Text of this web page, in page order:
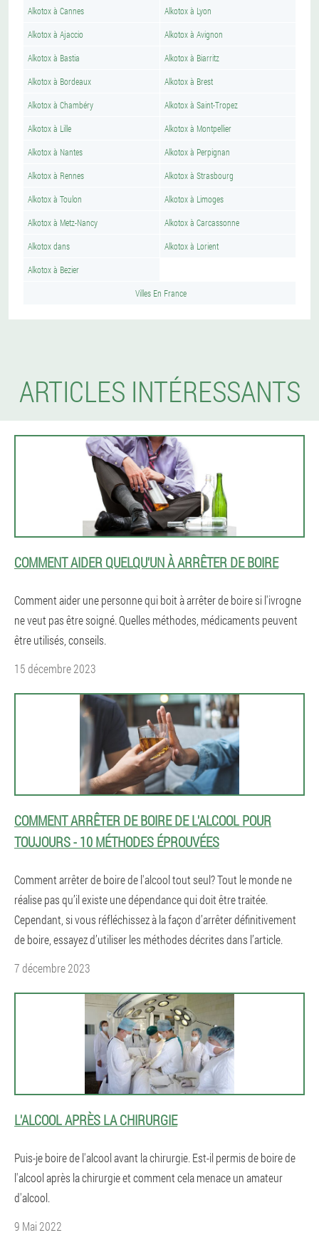
Alkotox à Cannes Alkotox à Lyon
Alkotox à Ajaccio Alkotox à Avignon
Alkotox à Bastia Alkotox à Biarritz
Alkotox à Bordeaux Alkotox à Brest
Alkotox à Chambéry Alkotox à Saint-Tropez
Alkotox à Lille Alkotox à Montpellier
Alkotox à Nantes Alkotox à Perpignan
Alkotox à Rennes Alkotox à Strasbourg
Alkotox à Toulon Alkotox à Limoges
Alkotox à Metz-Nancy Alkotox à Carcassonne
Alkotox dans Alkotox à Lorient
Alkotox à Bezier
Villes En France
ARTICLES INTÉRESSANTS
COMMENT AIDER QUELQU'UN À ARRÊTER DE BOIRE
Comment aider une personne qui boit à arrêter de boire si l'ivrogne
ne veut pas être soigné. Quelles méthodes, médicaments peuvent
être utilisés, conseils.
15 décembre 2023
COMMENT ARRÊTER DE BOIRE DE L'ALCOOL POUR
TOUJOURS - 10 MÉTHODES ÉPROUVÉES
Comment arrêter de boire de l'alcool tout seul? Tout le monde ne
réalise pas qu’il existe une dépendance qui doit être traitée.
Cependant, si vous réfléchissez à la façon d’arrêter définitivement
de boire, essayez d’utiliser les méthodes décrites dans l’article.
7 décembre 2023
L'ALCOOL APRÈS LA CHIRURGIE
Puis-je boire de l'alcool avant la chirurgie. Est-il permis de boire de
l'alcool après la chirurgie et comment cela menace un amateur
d'alcool.
9 Mai 2022